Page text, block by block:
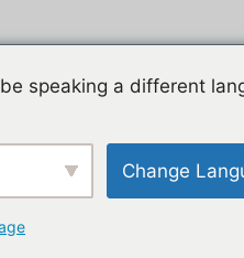
Les jeux
speaking a different
Change